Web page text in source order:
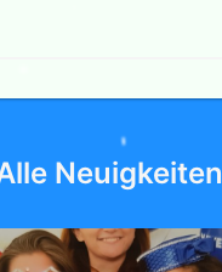
Neuigkeiten